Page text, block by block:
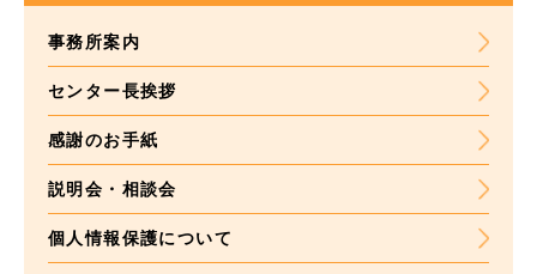
事務所案内
センター長挨拶
感謝のお手紙
説明会・相談会
個人情報保護について